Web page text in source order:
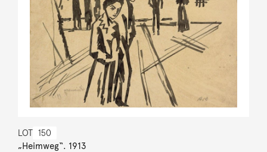
LOT 150
„Heimweg“. 1913